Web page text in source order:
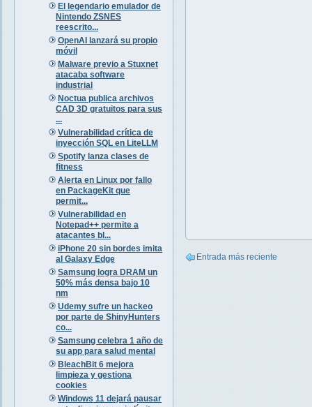
El legendario emulador de
Nintendo ZSNES
reescrito...
OpenAI lanzará su propio
móvil
Malware previo a Stuxnet
atacaba software
industrial
Noctua publica archivos
CAD 3D gratuitos para sus
...
Vulnerabilidad crítica de
inyección SQL en LiteLLM
Spotify lanza clases de
fitness
Alerta en Linux por fallo
en PackageKit que
permit...
Vulnerabilidad en
Notepad++ permite a
atacantes bl...
iPhone 20 sin bordes imita
al Galaxy Edge
Samsung logra DRAM un
50% más densa bajo 10
nm
Udemy sufre un hackeo
por parte de ShinyHunters
co...
Samsung celebra 1 año de
su app para salud mental
BleachBit 6 mejora
limpieza y gestiona
cookies
Windows 11 dejará pausar
Entrada más reciente